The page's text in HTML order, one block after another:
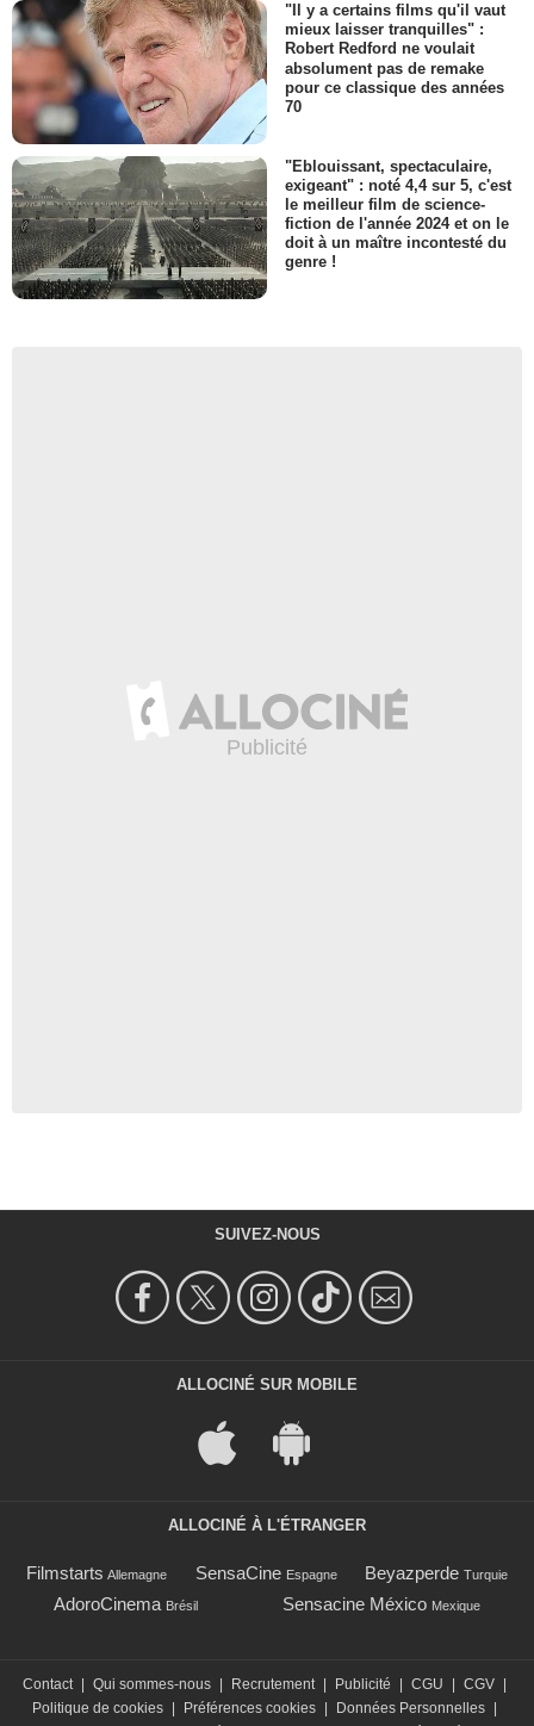
"Il y a certains films qu'il vaut
mieux laisser tranquilles" :
Robert Redford ne voulait
absolument pas de remake
pour ce classique des années
70
"Eblouissant, spectaculaire,
exigeant" : noté 4,4 sur 5, c'est
le meilleur film de science-
fiction de l'année 2024 et on le
doit à un maître incontesté du
genre !
SUIVEZ-NOUS
ALLOCINÉ SUR MOBILE
ALLOCINÉ À L'ÉTRANGER
Filmstarts Allemagne SensaCine Espagne Beyazperde Turquie
AdoroCinema Brésil Sensacine México Mexique
Contact Qui sommes-nous Recrutement Publicité CGU CGV
Politique de cookies
Préférences cookies Données Personnelles